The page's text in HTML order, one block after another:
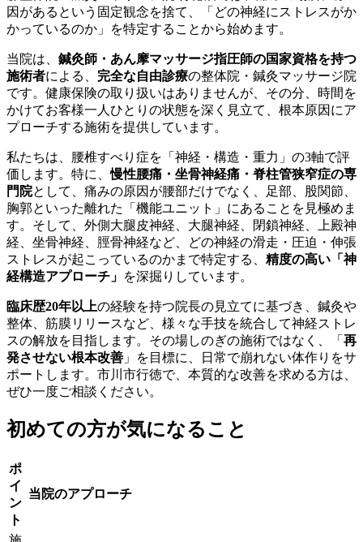
因があるという固定観念を捨て、「どの神経にストレスがか
かっているのか」を特定することから始めます。
当院は、 鍼灸師・あん摩マッサージ指圧師の国家資格を持つ
施術者による、 完全な自由診療の整体院・鍼灸マッサージ院
です。健康保険の取り扱いはありませんが、その分、時間を
かけてお客様一人ひとりの状態を深く見立て、根本原因にア
プローチする施術を提供しています。
私たちは、腰椎すべり症を「神経・構造・重力」の3軸で評
価します。特に、慢性腰痛・坐骨神経痛・脊柱管狭窄症の専
門院として、痛みの原因が腰部だけでなく、足部、股関節、
胸郭といった離れた「機能ユニット」にあることを見極めま
す。そして、外側大腿皮神経、大腿神経、閉鎖神経、上殿神
経、坐骨神経、脛骨神経など、どの神経の滑走・圧迫・伸張
ストレスが起こっているのかまで特定する、 精度の高い「神
経構造アプローチ」 を深掘りしています。
臨床歴20年以上の経験を持つ院長の見立てに基づき、鍼灸や
整体、筋膜リリースなど、様々な手技を統合して神経ストレ
スの解放を目指します。その場しのぎの施術ではなく、「 再
発させない根本改善 」を目標に、日常で崩れない体作りをサ
ポートします。市川市行徳で、本質的な改善を求める方は、
ぜひ一度ご相談ください。
初めての方が気になること
ポ
イ
ン
ト
当院のアプローチ